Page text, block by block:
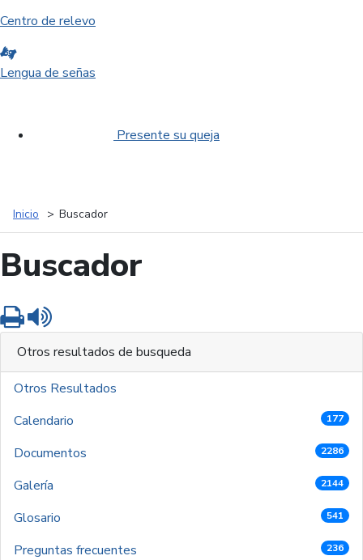
Centro de relevo
Lengua de señas
Presente su queja
Inicio Buscador
Buscador
Imprimir
Otros resultados de busqueda
Otros Resultados
Calendario
177
Documentos 2286
Galería 2144
Glosario 541
Preguntas frecuentes 236